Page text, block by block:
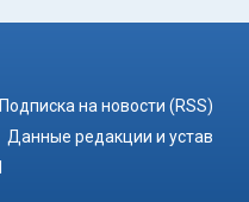
Подписка на новости (RSS)
Данные редакции и устав